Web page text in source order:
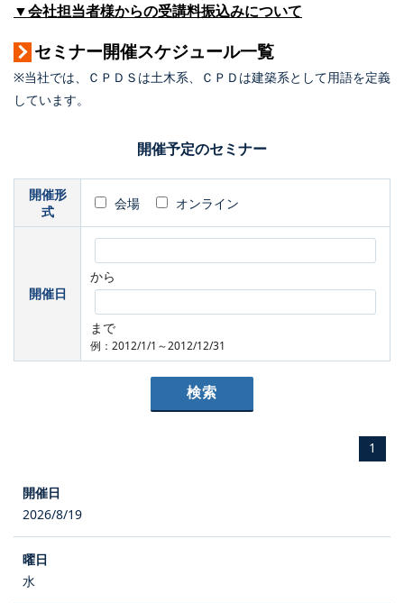
▼会社担当者様からの受講料振込みについて
セミナー開催スケジュール一覧
※当社では、ＣＰＤＳは土木系、ＣＰＤは建築系として用語を定義
しています。
開催予定のセミナー
開催形
式
会場 オンライン
開催日
から
まで
例：2012/1/1～2012/12/31
1
2026/8/19
水